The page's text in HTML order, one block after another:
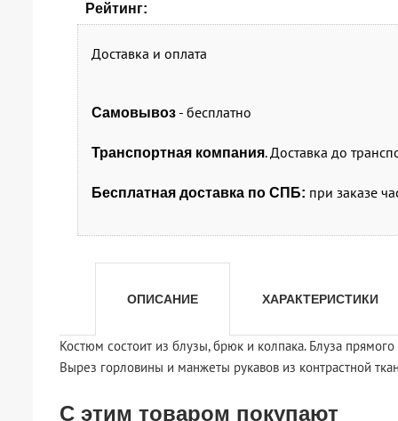
Рейтинг:
Доставка и оплата
Самовывоз - бесплатно
Транспортная компания. Доставка до
Бесплатная доставка по СПБ: при заказе
ОПИСАНИЕ ХАРАКТЕРИСТИКИ
Костюм состоит из блузы, брюк и колпака. Блуза
Вырез горловины и манжеты рукавов из контрастной
С этим товаром покупают
shopping_cart В КОРЗИНУ
shopping_cart В КОРЗИНУ
shopping_cart В КОРЗИНУ
shopping_cart В КОРЗИНУ
shopping_cart В КОРЗИНУ
shopping_cart В КОРЗИНУ
shopping_cart В КОРЗИНУ
shopping_cart В КОРЗИНУ